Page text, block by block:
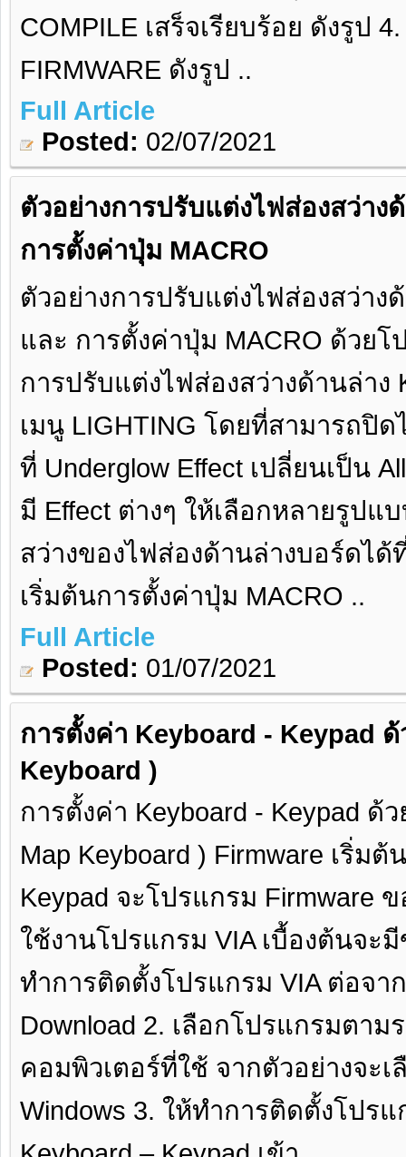
COMPILE เสร็จเรียบร้อย ดังรูป
FIRMWARE ดังรูป ..
Full Article
Posted: 02/07/2021
ตัวอย่างการปรับแต่งไฟส่องสว่าง
การตั้งค่าปุ่ม MACRO
ตัวอย่างการปรับแต่งไฟส่องสว่าง
และ การตั้งค่าปุ่ม MACRO ด้วยโ
การปรับแต่งไฟส่องสว่างด้านล่าง
เมนู LIGHTING โดยที่สามารถปิ
ที่ Underglow Effect เปลี่ยนเป็น
มี Effect ต่างๆ ให้เลือกหลายรูป
สว่างของไฟส่องด้านล่างบอร์ดได้
เริ่มต้นการตั้งค่าปุ่ม MACRO ..
Full Article
Posted: 01/07/2021
การตั้งค่า Keyboard - Keypad
Keyboard )
การตั้งค่า Keyboard - Keypad ด้
Map Keyboard ) Firmware เริ่มต้
Keypad จะโปรแกรม Firmware
ใช้งานโปรแกรม VIA เบื้องต้นจะ
ทำการติดตั้งโปรแกรม VIA ต่อจา
Download 2. เลือกโปรแกรมตา
คอมพิวเตอร์ที่ใช้ จากตัวอย่างจะ
Windows 3. ให้ทำการติดตั้งโปร